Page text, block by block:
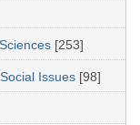
[253]
Issues [98]